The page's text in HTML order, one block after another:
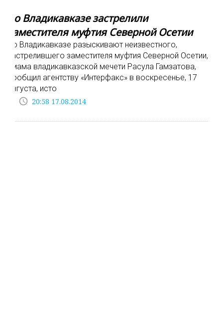
Во Владикавказе застрелили
заместителя муфтия Северной Осетии
Во Владикавказе разыскивают неизвестного,
застрелившего заместителя муфтия Северной Осетии,
имама владикавказской мечети Расула Гамзатова,
сообщил агентству «Интерфакс» в воскресенье, 17
августа, исто
access_time 20:58 17.08.2014